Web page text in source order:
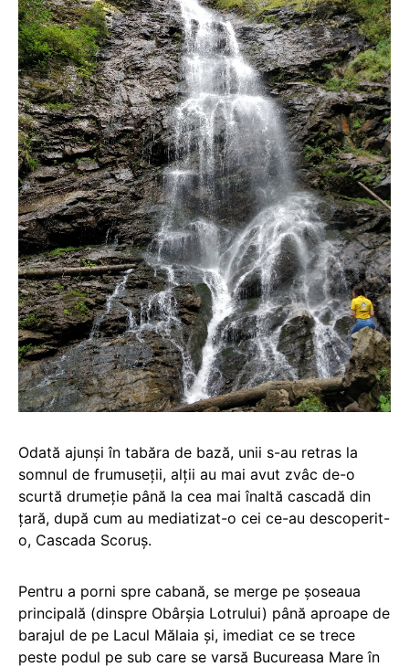
Odată ajunși în tabăra de bază, unii s-au retras la
somnul de frumuseții, alții au mai avut zvâc de-o
scurtă drumeție până la cea mai înaltă cascadă din
țară, după cum au mediatizat-o cei ce-au descoperit-
o, Cascada Scoruș.
Pentru a porni spre cabană, se merge pe șoseaua
principală (dinspre Obârșia Lotrului) până aproape de
barajul de pe Lacul Mălaia și, imediat ce se trece
peste podul pe sub care se varsă Bucureasa Mare în